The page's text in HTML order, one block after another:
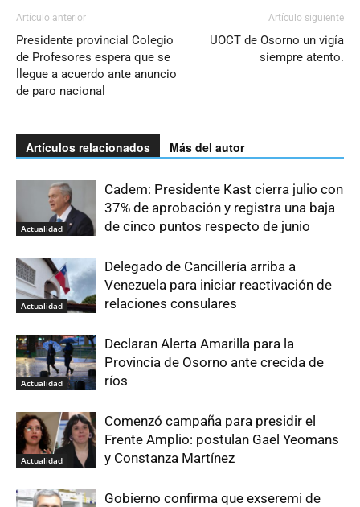
Artículo anterior
Presidente provincial Colegio
de Profesores espera que se
llegue a acuerdo ante anuncio
de paro nacional
Artículo siguiente
UOCT de Osorno un vigía
siempre atento.
Artículos relacionados Más del autor
Actualidad
Cadem: Presidente Kast cierra julio con
37% de aprobación y registra una baja
de cinco puntos respecto de junio
Actualidad
Delegado de Cancillería arriba a
Venezuela para iniciar reactivación de
relaciones consulares
Actualidad
Declaran Alerta Amarilla para la
Provincia de Osorno ante crecida de
ríos
Actualidad
Comenzó campaña para presidir el
Frente Amplio: postulan Gael Yeomans
y Constanza Martínez
Gobierno confirma que exseremi de